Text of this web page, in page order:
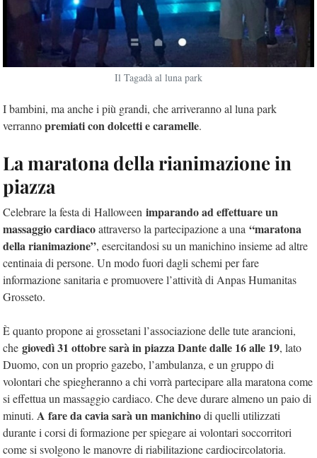
Il Tagadà al luna park
I bambini, ma anche i più grandi, che arriveranno al luna park
verrannopremiati con dolcetti e caramelle.
La maratona della rianimazione in
piazza
Celebrare la festa di Halloween imparando ad effettuare un
massaggio cardiacoattraverso la partecipazione a una “maratona
della rianimazione”, esercitandosi su un manichino insieme ad altre
centinaia di persone. Un modo fuori dagli schemi per fare
informazione sanitaria e promuovere l’attività di Anpas Humanitas
Grosseto.
È quanto propone ai grossetani l’associazione delle tute arancioni,
che giovedì 31 ottobre sarà in piazza Dante dalle 16 alle 19, lato
Duomo, con un proprio gazebo, l’ambulanza, e un gruppo di
volontari che spiegheranno a chi vorrà partecipare alla maratona come
si effettua un massaggio cardiaco. Che deve durare almeno un paio di
minuti. A fare da cavia sarà un manichinodi quelli utilizzati
durante i corsi di formazione per spiegare ai volontari soccorritori
come si svolgono le manovre di riabilitazione cardiocircolatoria.